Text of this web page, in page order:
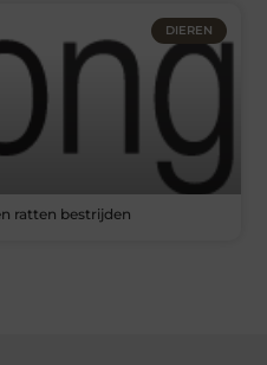
DIEREN
ratten bestrijden